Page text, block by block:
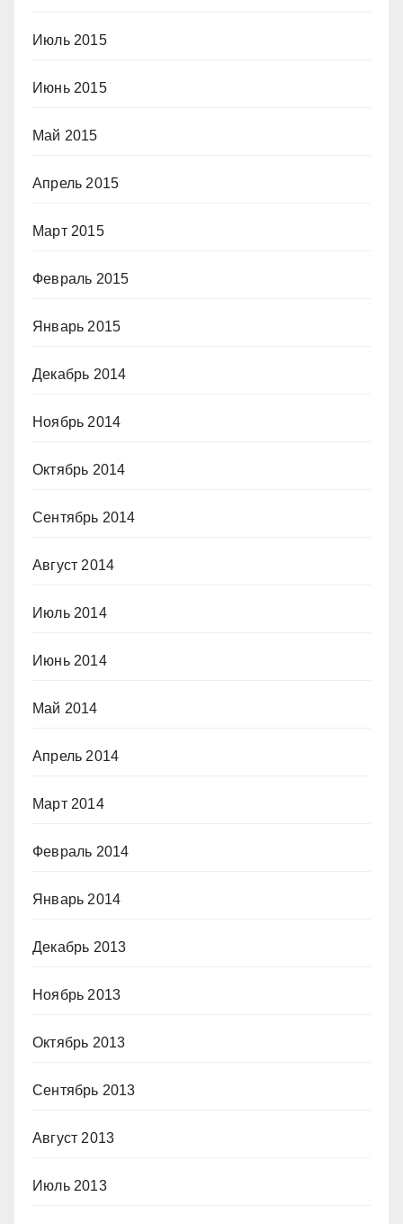
Июль 2015
Июнь 2015
Май 2015
Апрель 2015
Март 2015
Февраль 2015
Январь 2015
Декабрь 2014
Ноябрь 2014
Октябрь 2014
Сентябрь 2014
Август 2014
Июль 2014
Июнь 2014
Май 2014
Апрель 2014
Март 2014
Февраль 2014
Январь 2014
Декабрь 2013
Ноябрь 2013
Октябрь 2013
Сентябрь 2013
Август 2013
Июль 2013